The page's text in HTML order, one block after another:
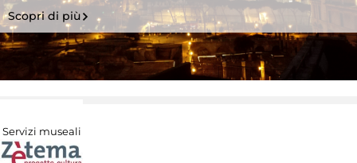
Scopri di più
Servizi museali